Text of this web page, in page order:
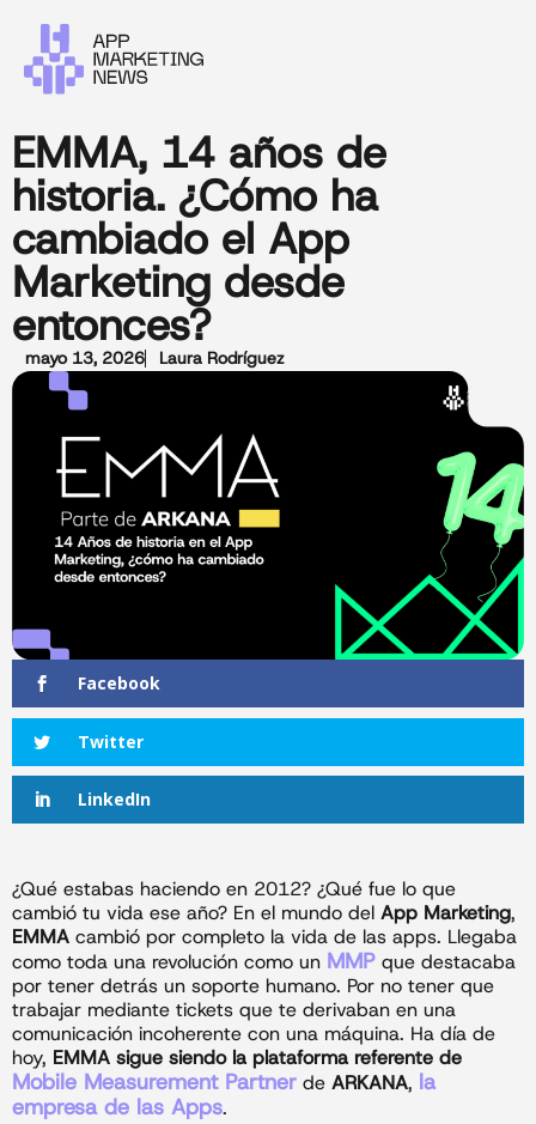
EMMA, 14 años de
historia. ¿Cómo ha
cambiado el App
Marketing desde
entonces?
mayo 13, 2026 Laura Rodríguez
Facebook
Twitter
LinkedIn
¿Qué estabas haciendo en 2012? ¿Qué fue lo que
cambió tu vida ese año? En el mundo del App Marketing,
EMMA cambió por completo la vida de las apps. Llegaba
como toda una revolución como un MMP que destacaba
por tener detrás un soporte humano. Por no tener que
trabajar mediante tickets que te derivaban en una
comunicación incoherente con una máquina. Ha día de
hoy, EMMA sigue siendo la plataforma referente de
Mobile Measurement Partner de ARKANA, la
empresa de las Apps.